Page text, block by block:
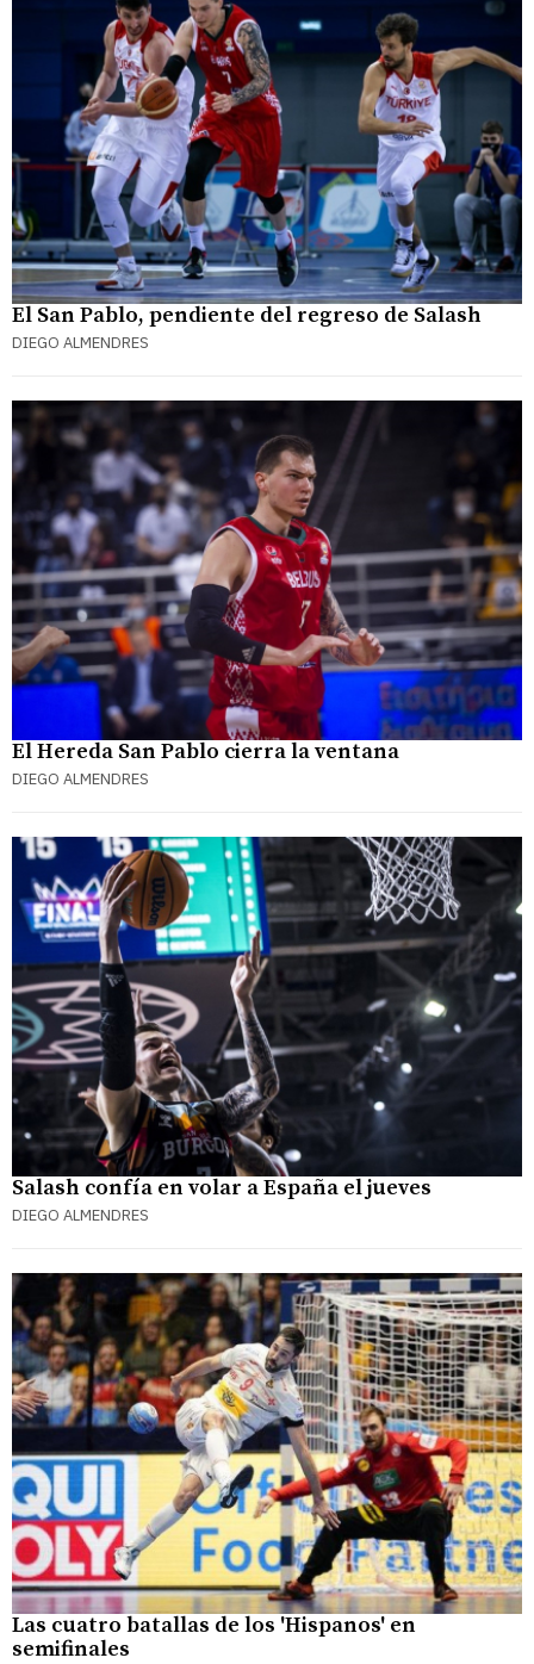
El San Pablo, pendiente del regreso de Salash
DIEGO ALMENDRES
El Hereda San Pablo cierra la ventana
DIEGO ALMENDRES
Salash confía en volar a España el jueves
DIEGO ALMENDRES
Las cuatro batallas de los 'Hispanos' en
semifinales